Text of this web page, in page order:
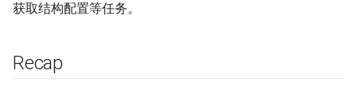
获取结构配置等任务。
Recap